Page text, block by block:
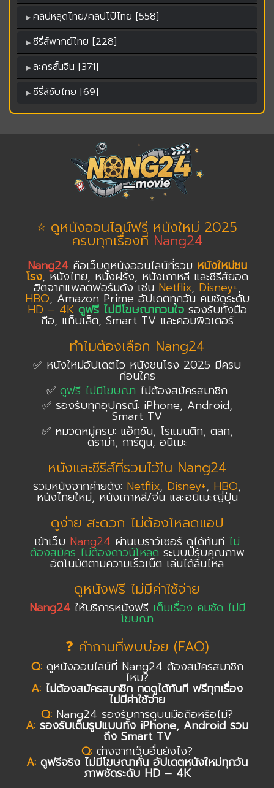
คลิปหลุดไทย/คลิปโป๊ไทย [558]
ซีรี่ส์พากย์ไทย [228]
ละครสั้นจีน [371]
ซีรี่ส์ซับไทย [69]
⭐ ดูหนังออนไลน์ฟรี หนังใหม่ 2025
ครบทุกเรื่องที่ Nang24
Nang24คือเว็บดูหนังออนไลน์ที่รวม หนังใหม่ชน
โรง, หนังไทย, หนังฝรั่ง, หนังเกาหลี และซีรีส์ยอด
ฮิตจากแพลตฟอร์มดัง เช่น Netflix, Disney+,
HBO, Amazon Prime อัปเดตทุกวัน คมชัดระดับ
HD – 4K ดูฟรี ไม่มีโฆษณากวนใจรองรับทั้งมือ
ถือ, แท็บเล็ต, Smart TV และคอมพิวเตอร์
ทำไมต้องเลือก Nang24
✅ หนังใหม่อัปเดตไว หนังชนโรง 2025 มีครบ
ก่อนใคร
✅ ดูฟรี ไม่มีโฆษณา ไม่ต้องสมัครสมาชิก
✅ รองรับทุกอุปกรณ์: iPhone, Android,
Smart TV
✅ หมวดหมู่ครบ: แอ็กชัน, โรแมนติก, ตลก,
ดราม่า, การ์ตูน, อนิเมะ
หนังและซีรีส์ที่รวมไว้ใน Nang24
รวมหนังจากค่ายดัง: Netflix, Disney+, HBO,
หนังไทยใหม่, หนังเกาหลี/จีน และอนิเมะญี่ปุ่น
ดูง่าย สะดวก ไม่ต้องโหลดแอป
เข้าเว็บ Nang24 ผ่านเบราว์เซอร์ ดูได้ทันที ไม่
ต้องสมัคร ไม่ต้องดาวน์โหลด ระบบปรับคุณภาพ
อัตโนมัติตามความเร็วเน็ต เล่นได้ลื่นไหล
ดูหนังฟรี ไม่มีค่าใช้จ่าย
Nang24ให้บริการหนังฟรี เต็มเรื่อง คมชัด ไม่มี
โฆษณา
❓ คำถามที่พบบ่อย (FAQ)
Q:ดูหนังออนไลน์ที่ Nang24 ต้องสมัครสมาชิก
ไหม?
A: ไม่ต้องสมัครสมาชิก กดดูได้ทันที ฟรีทุกเรื่อง
ไม่มีค่าใช้จ่าย
Q: Nang24 รองรับการดูบนมือถือหรือไม่?
A: รองรับเต็มรูปแบบทั้ง iPhone, Android รวม
ถึง Smart TV
Q: ต่างจากเว็บอื่นยังไง?
A: ดูฟรีจริง ไม่มีโฆษณาคั่น อัปเดตหนังใหม่ทุกวัน
ภาพชัดระดับ HD – 4K